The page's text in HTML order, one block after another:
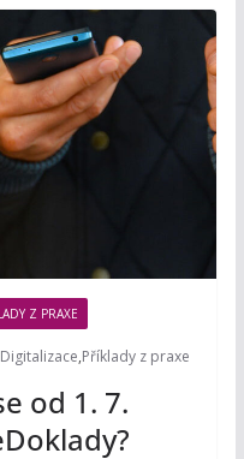
Z PRAXE
Digitalizace,Příklady z praxe
od 1. 7.